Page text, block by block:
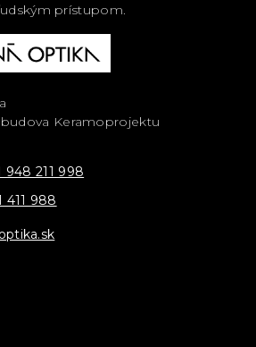
prístupom.
budova Keramoprojektu
948 211 998
411 988